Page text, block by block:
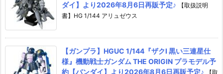
ダイ】より2026年8月6日再販予定♪
【取扱説明
書】HG 1/144 アリュゼウス
【ガンプラ】HGUC 1/144『ザクI 黒い三連星仕
様』機動戦士ガンダム THE ORIGIN プラモデル予
約【バンダイ】より2026年8月6日再販予定♪
【取